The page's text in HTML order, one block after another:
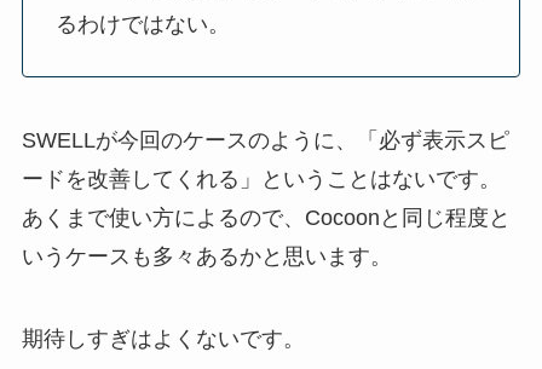
るわけではない。
SWELLが今回のケースのように、「必ず表示スピ
ードを改善してくれる」ということはないです。
あくまで使い方によるので、Cocoonと同じ程度と
いうケースも多々あるかと思います。
期待しすぎはよくないです。